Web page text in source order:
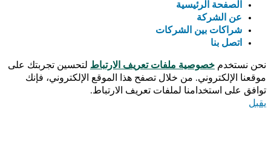
الصفحة الرئيسية
عن الشركة
شراكات بين الشركات
اتصل بنا
نحن نستخدم خصوصية ملفات تعريف الارتباط لتحسين تجربتك على
موقعنا الإلكتروني. من خلال تصفح هذا الموقع الإلكتروني، فإنك
توافق على استخدامنا لملفات تعريف الارتباط.
يقبل